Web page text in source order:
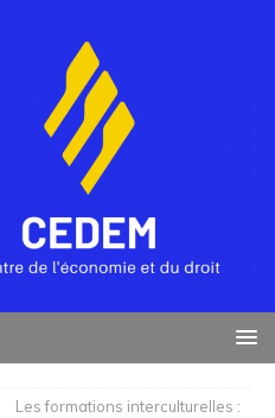
Les formations interculturelles :